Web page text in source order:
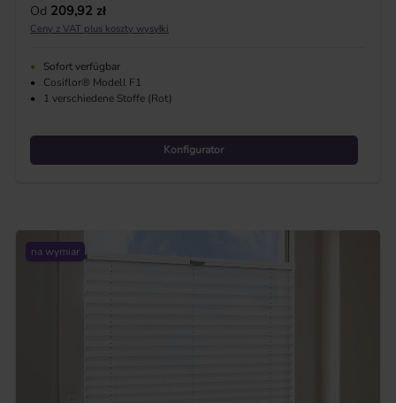
Cena regularna:
Od 209,92 zł
Ceny z VAT plus koszty wysyłki
•
Sofort verfügbar
•
Cosiflor® Modell F1
•
1 verschiedene Stoffe (Rot)
Konfigurator
na wymiar